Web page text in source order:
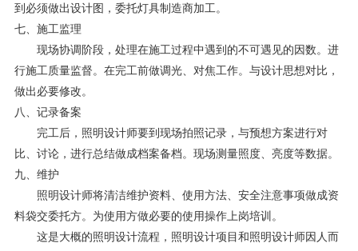
到必须做出设计图，委托灯具制造商加工。
七、施工监理
现场协调阶段，处理在施工过程中遇到的不可遇见的因数。进
行施工质量监督。在完工前做调光、对焦工作。与设计思想对比，
做出必要修改。
八、记录备案
完工后，照明设计师要到现场拍照记录，与预想方案进行对
比、讨论，进行总结做成档案备档。现场测量照度、亮度等数据。
九、维护
照明设计师将清洁维护资料、使用方法、安全注意事项做成资
料袋交委托方。为使用方做必要的使用操作上岗培训。
这是大概的照明设计流程，照明设计项目和照明设计师因人而